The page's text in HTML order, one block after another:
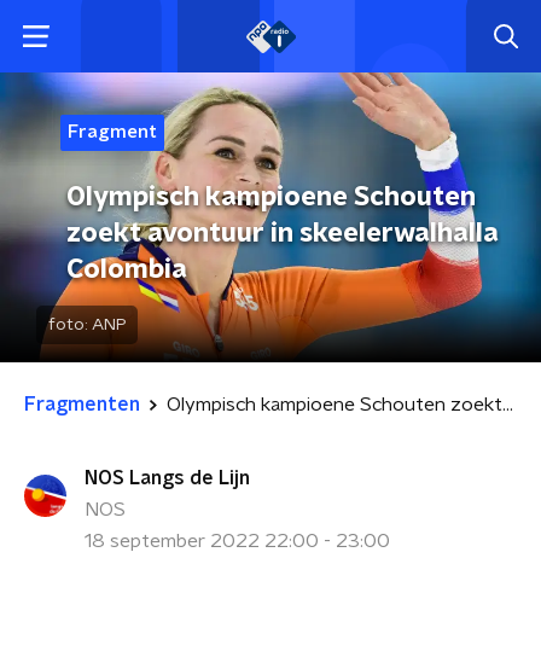
Fragment
Olympisch kampioene Schouten
zoekt avontuur in skeelerwalhalla
Colombia
foto: ANP
Fragmenten Olympisch kampioene Schouten zoekt avontuur in skeelerwalhalla Colombia
NOS Langs de Lijn
NOS
18 september 2022 22:00 - 23:00